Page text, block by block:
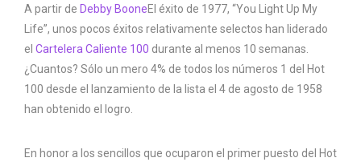
A partir de Debby BooneEl éxito de 1977, “You Light Up My
Life”, unos pocos éxitos relativamente selectos han liderado
el Cartelera Caliente 100 durante al menos 10 semanas.
¿Cuantos? Sólo un mero 4% de todos los números 1 del Hot
100 desde el lanzamiento de la lista el 4 de agosto de 1958
han obtenido el logro.
En honor a los sencillos que ocuparon el primer puesto del Hot